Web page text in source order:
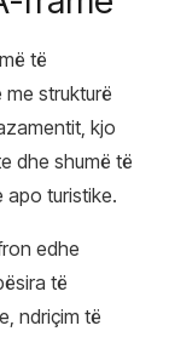
të
strukturë
kjo
dhe shumë të
turistike.
edhe
të
ndriçim të